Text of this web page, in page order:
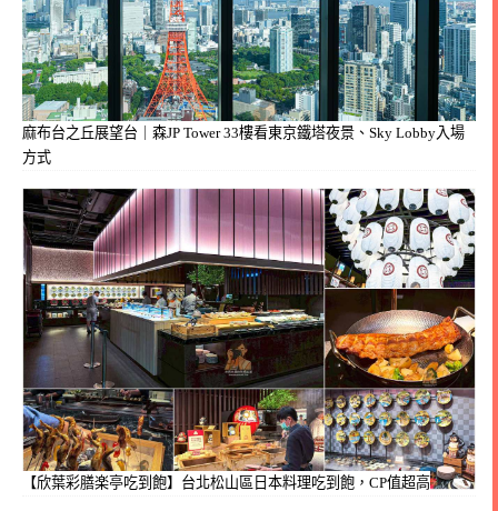
麻布台之丘展望台｜森JP Tower 33樓看東京鐵塔夜景、Sky Lobby入場
方式
【欣葉彩膳楽亭吃到飽】台北松山區日本料理吃到飽，CP值超高